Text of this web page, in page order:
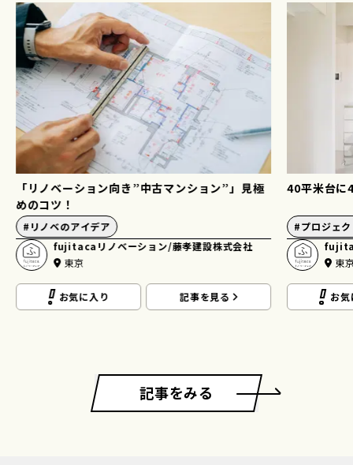
40平米台に4人暮らし？どんな間取りになった？
#プロジェクトストーリー
fujitacaリノベーション/藤孝建設株式会社
東京
お気に入り 記事を見る
どこまでも
ャレで暮ら
#会社の理念
東
記事をみる